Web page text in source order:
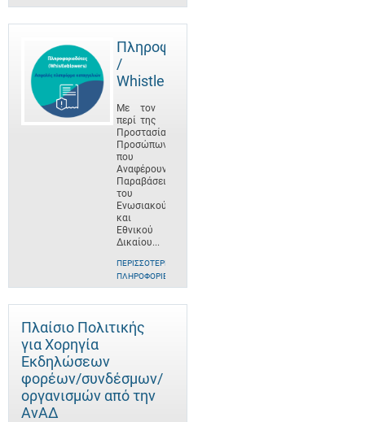
Πληροφοριοδότες
/
Whistleblowers
Με τον
περί της
Προστασίας
Προσώπων
που
Αναφέρουν
Παραβάσεις
του
Ενωσιακού
και
Εθνικού
Δικαίου...
ΠΕΡΙΣΣΌΤΕΡΕΣ
ΠΛΗΡΟΦΟΡΊΕΣ
Πλαίσιο Πολιτικής
για Χορηγία
Εκδηλώσεων
φορέων/συνδέσμων/
οργανισμών από την
ΑνΑΔ